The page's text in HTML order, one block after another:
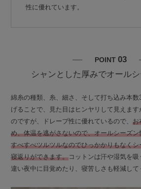
性に優れています。
POINT 03
シャンとした厚みでオール
綿糸の種類、糸、細さ、そして打ち込み本
げることで、見た目はヒンヤリして見えま
のですが、ドレープ性に優れているので、お
め、体温を逃がさないので、オールシーズ
すべすべツルツルなのでひっかかりもなく
寝返りができます。コットンは汗や湿気を
違い夜中に目覚めたり、寝苦しさも軽減して